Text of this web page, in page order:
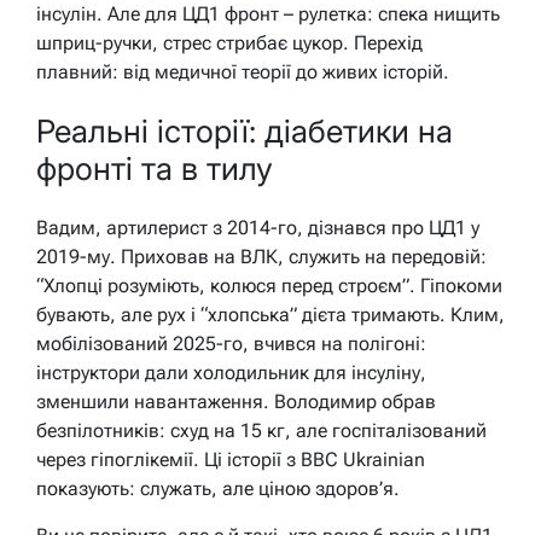
інсулін. Але для ЦД1 фронт – рулетка: спека нищить
шприц-ручки, стрес стрибає цукор. Перехід
плавний: від медичної теорії до живих історій.
Реальні історії: діабетики на
фронті та в тилу
Вадим, артилерист з 2014-го, дізнався про ЦД1 у
2019-му. Приховав на ВЛК, служить на передовій:
“Хлопці розуміють, колюся перед строєм”. Гіпокоми
бувають, але рух і “хлопська” дієта тримають. Клим,
мобілізований 2025-го, вчився на полігоні:
інструктори дали холодильник для інсуліну,
зменшили навантаження. Володимир обрав
безпілотників: схуд на 15 кг, але госпіталізований
через гіпоглікемії. Ці історії з BBC Ukrainian
показують: служать, але ціною здоров’я.